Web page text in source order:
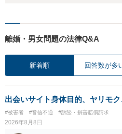
離婚・男女問題の法律Q&A
新着順 回答数が多
出会いサイト身体目的、ヤリモ
#被害者 #音信不通 #訴訟・損害賠償請求
2026年8月8日